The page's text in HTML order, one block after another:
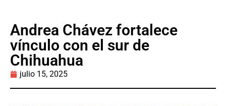
Andrea Chávez fortalece
vínculo con el sur de
Chihuahua
julio 15, 2025